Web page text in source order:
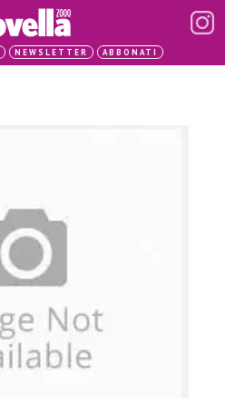
NEWSLETTER ABBONATI